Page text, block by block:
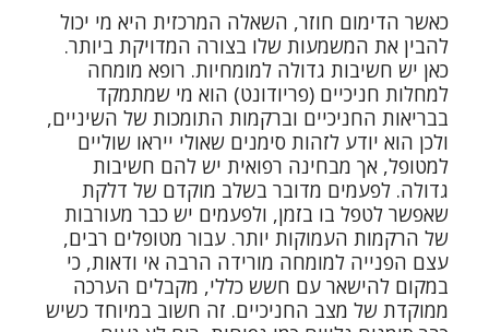
כאשר הדימום חוזר, השאלה המרכזית היא מי יכול
להבין את המשמעות שלו בצורה המדויקת ביותר.
כאן יש חשיבות גדולה למומחיות. רופא מומחה
למחלות חניכיים (פריודונט) הוא מי שמתמקד
בבריאות החניכיים וברקמות התומכות של השיניים,
ולכן הוא יודע לזהות סימנים שאולי ייראו שוליים
למטופל, אך מבחינה רפואית יש להם חשיבות
גדולה. לפעמים מדובר בשלב מוקדם של דלקת
שאפשר לטפל בו בזמן, ולפעמים יש כבר מעורבות
של הרקמות העמוקות יותר. עבור מטופלים רבים,
עצם הפנייה למומחה מורידה הרבה אי ודאות, כי
במקום להישאר עם חשש כללי, מקבלים הערכה
ממוקדת של מצב החניכיים. זה חשוב במיוחד כשיש